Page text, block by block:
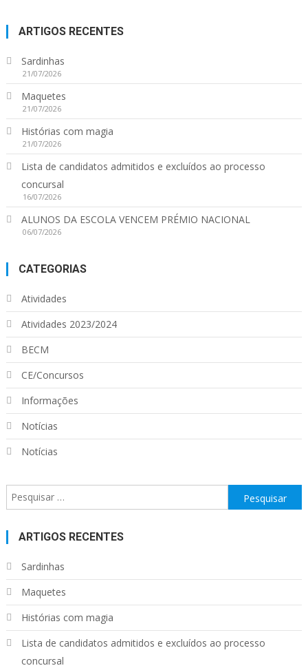
ARTIGOS RECENTES
Sardinhas
21/07/2026
Maquetes
21/07/2026
Histórias com magia
21/07/2026
Lista de candidatos admitidos e excluídos ao processo
concursal
16/07/2026
ALUNOS DA ESCOLA VENCEM PRÉMIO NACIONAL
06/07/2026
CATEGORIAS
Atividades
Atividades 2023/2024
BECM
CE/Concursos
Informações
Notícias
Notícias
Pesquisar
por:
ARTIGOS RECENTES
Sardinhas
Maquetes
Histórias com magia
Lista de candidatos admitidos e excluídos ao processo
concursal